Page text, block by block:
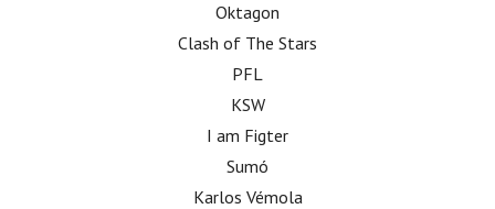
Oktagon
Clash of The Stars
PFL
KSW
I am Figter
Sumó
Karlos Vémola